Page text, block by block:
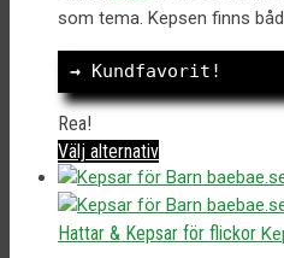
De
alternativen
väljas
på
produktsidan
som tema. Kepsen finns
→ Kundfavorit!
Rea!
Välj alternativDen
här
produkten
har
Hattar & Kepsar för flickor